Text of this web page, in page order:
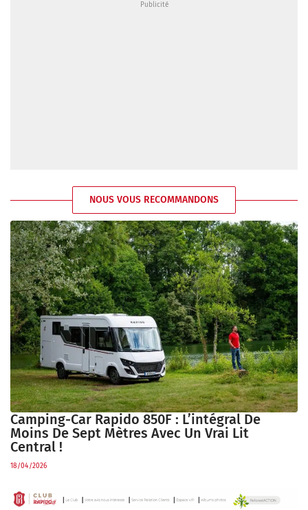
NOUS VOUS RECOMMANDONS
Camping-Car Rapido 850F : L’intégral De
Moins De Sept Mètres Avec Un Vrai Lit
Central !
18/04/2026